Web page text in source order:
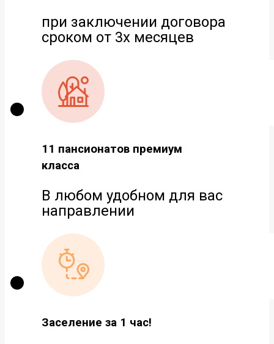
при заключении договора
сроком от 3х месяцев
11 пансионатов премиум
класса
В любом удобном для вас
направлении
Заселение за 1 час!